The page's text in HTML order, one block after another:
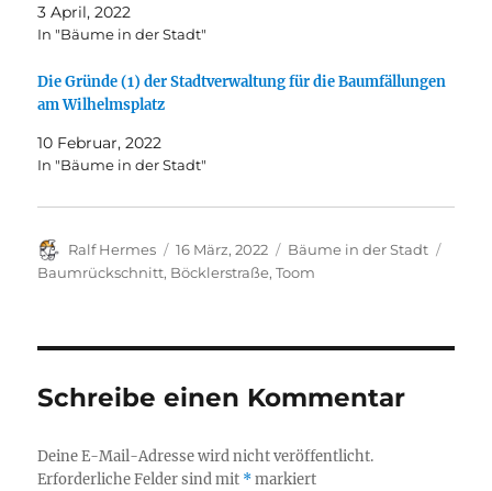
3 April, 2022
In "Bäume in der Stadt"
Die Gründe (1) der Stadtverwaltung für die Baumfällungen
am Wilhelmsplatz
10 Februar, 2022
In "Bäume in der Stadt"
Autor
Ralf Hermes
Veröffentlicht
am
16 März, 2022 Kategorien
Bäume in der Stadt
Baumrückschnitt, Böcklerstraße,Toom
Schreibe einen Kommentar
Deine E-Mail-Adresse wird nicht veröffentlicht.
Erforderliche Felder sind mit *markiert